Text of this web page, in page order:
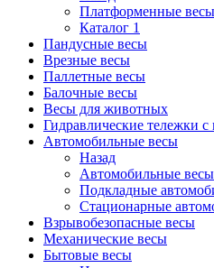
Платформенные весы
Каталог 1
Пандусные весы
Врезные весы
Паллетные весы
Балочные весы
Весы для животных
Гидравлические тележки с
Автомобильные весы
Назад
Автомобильные весы
Подкладные
Стационарные
Взрывобезопасные весы
Механические весы
Бытовые весы